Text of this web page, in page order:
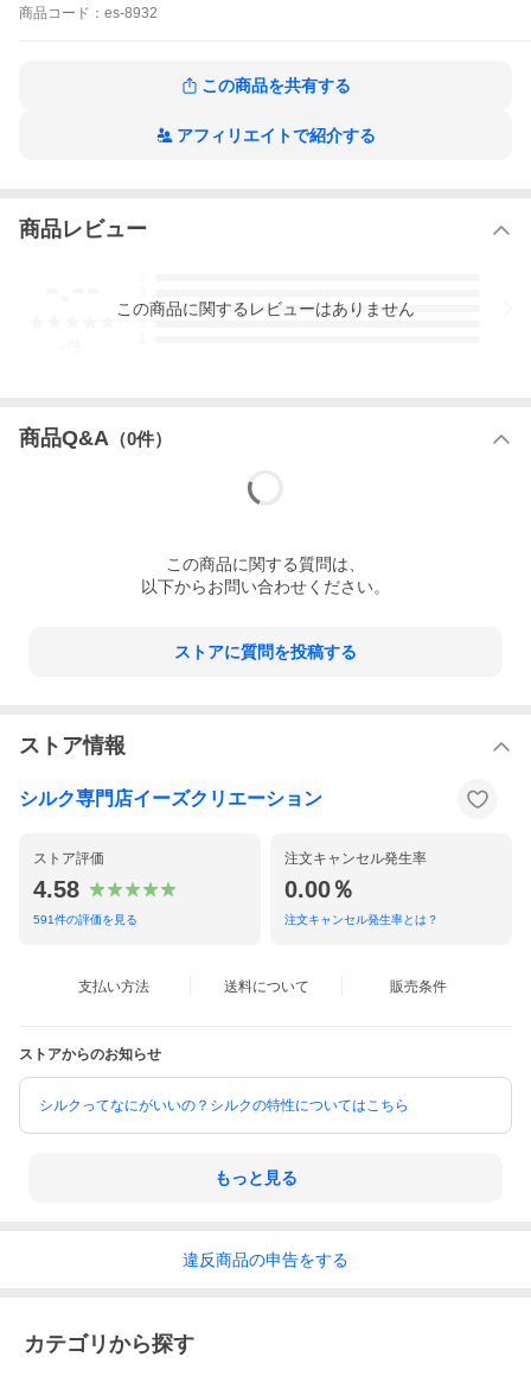
オーガニックコットン,綿,ソフトブラ,カップ裏シルク,日本製,絹,ブ
ラトップ,チューブトップ,チューブブラ,カップ付き,インナー,スト
●ブラジャー要らずのチューブ型ブラトップはすっきりヘ
ちにくい適度なフィット感
触り
着心地の良さ・快適さ
商品 コード： es-8932
この商品を共有する
アフィリエイトで紹介する
商品レビュー
3
この商品に関するレビューはありません
商品Q&A （0件）
この商品に関する質問は、
以下からお問い合わせください。
ストアに質問を投稿する
ストア情報
シルク専門店イーズクリエーション
ストア評価
4.58
591件の評価を見る
注文キャンセル発生率
0.00％
注文キャンセル発生率とは？
支払い方法 送料について 販売条件
ストアからのお知らせ
シルクってなにがいいの？シルクの特性についてはこちら
もっと見る
違反商品の申告をする
カテゴリから探す